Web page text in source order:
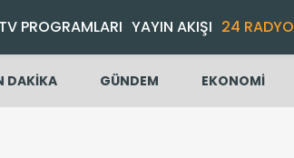
TV PROGRAMLARI YAYIN AKIŞI 24 RADYO
DAKİKA GÜNDEM EKONOMİ